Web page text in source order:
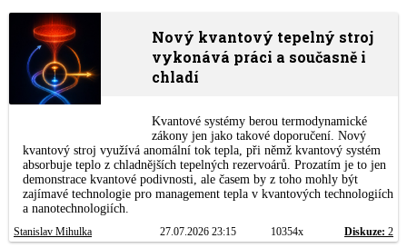
Nový kvantový tepelný stroj
vykonává práci a současně i
chladí
Kvantové systémy berou termodynamické
zákony jen jako takové doporučení. Nový
kvantový stroj využívá anomální tok tepla, při němž kvantový systém
absorbuje teplo z chladnějších tepelných rezervoárů. Prozatím je to jen
demonstrace kvantové podivnosti, ale časem by z toho mohly být
zajímavé technologie pro management tepla v kvantových technologiích
a nanotechnologiích.
Stanislav Mihulka 27.07.2026 23:15 10354x Diskuze: 2